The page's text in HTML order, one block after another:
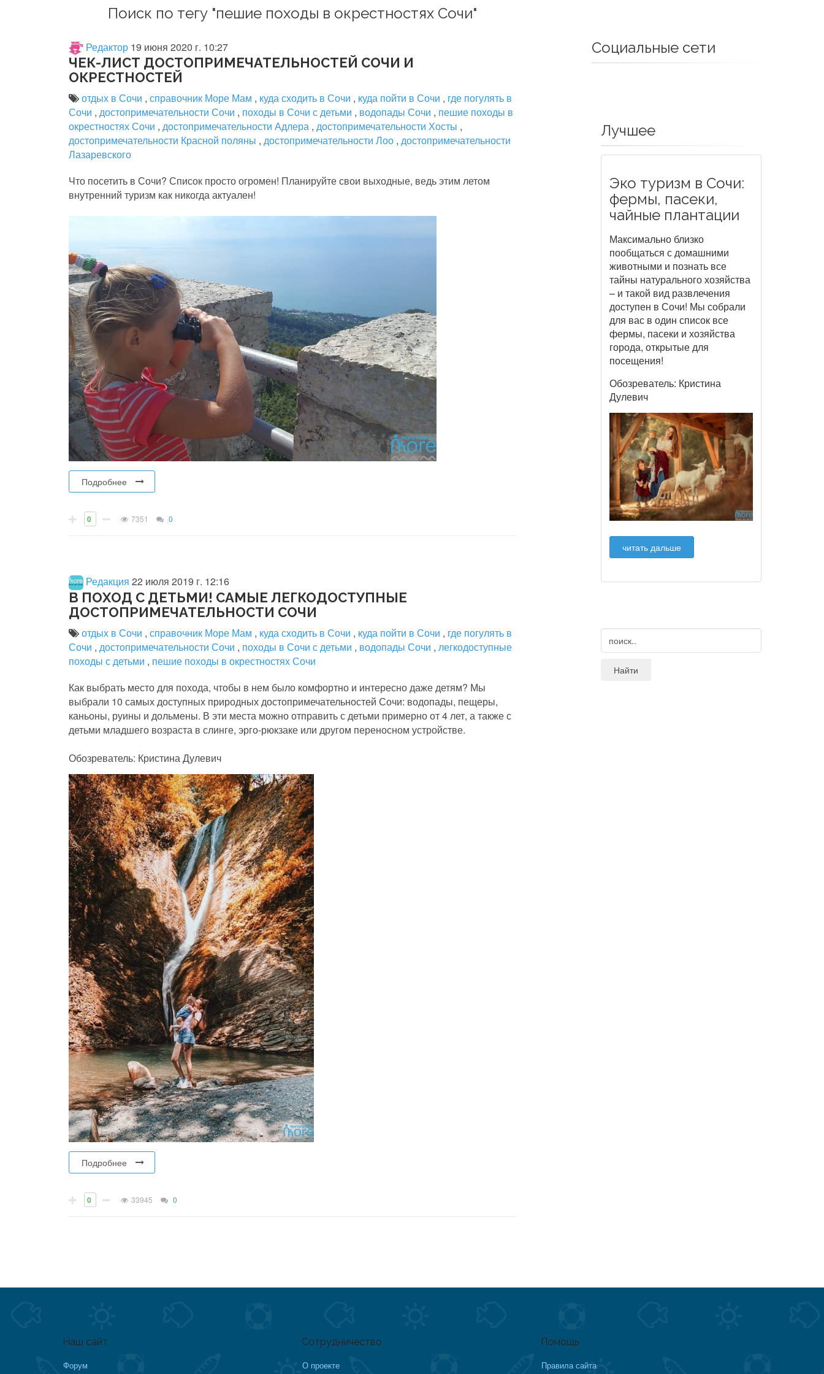
Поиск по тегу "пешие походы в окрестностях Сочи"
Редактор 19 июня 2020 г. 10:27
ЧЕК-ЛИСТ ДОСТОПРИМЕЧАТЕЛЬНОСТЕЙ СОЧИ И
ОКРЕСТНОСТЕЙ
отдых в Сочи , справочник Море Мам , куда сходить в Сочи , куда пойти в Сочи , где погулять в
Сочи , достопримечательности Сочи , походы в Сочи с детьми , водопады Сочи , пешие походы в
окрестностях Сочи , достопримечательности Адлера , достопримечательности Хосты ,
достопримечательности Красной поляны , достопримечательности Лоо , достопримечательности
Лазаревского
Что посетить в Сочи? Список просто огромен! Планируйте свои выходные, ведь этим летом
внутренний туризм как никогда актуален!
Подробнее
0 7351 0
Редакция 22 июля 2019 г. 12:16
В ПОХОД С ДЕТЬМИ! САМЫЕ ЛЕГКОДОСТУПНЫЕ
ДОСТОПРИМЕЧАТЕЛЬНОСТИ СОЧИ
отдых в Сочи , справочник Море Мам , куда сходить в Сочи , куда пойти в Сочи , где погулять в
Сочи , достопримечательности Сочи , походы в Сочи с детьми , водопады Сочи , легкодоступные
походы с детьми , пешие походы в окрестностях Сочи
Как выбрать место для похода, чтобы в нем было комфортно и интересно даже детям? Мы
выбрали 10 самых доступных природных достопримечательностей Сочи: водопады, пещеры,
каньоны, руины и дольмены. В эти места можно отправить с детьми примерно от 4 лет, а также с
детьми младшего возраста в слинге, эрго-рюкзаке или другом переносном устройстве.
Обозреватель: Кристина Дулевич
Подробнее
0 33945 0
Социальные сети
Лучшее
Эко туризм в Сочи:
фермы, пасеки,
чайные плантации
Максимально близко
пообщаться с домашними
животными и познать все
тайны натурального хозяйства
– и такой вид развлечения
доступен в Сочи! Мы собрали
для вас в один список все
фермы, пасеки и хозяйства
города, открытые для
посещения!
Обозреватель: Кристина
Дулевич
читать дальше
Наш сайт
Форум
Сотрудничество
О проекте
Помощь
Правила сайта